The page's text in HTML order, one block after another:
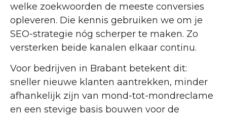
welke zoekwoorden de meeste conversies
opleveren. Die kennis gebruiken we om je
SEO-strategie nóg scherper te maken. Zo
versterken beide kanalen elkaar continu.
Voor bedrijven in Brabant betekent dit:
sneller nieuwe klanten aantrekken, minder
afhankelijk zijn van mond-tot-mondreclame
en een stevige basis bouwen voor de